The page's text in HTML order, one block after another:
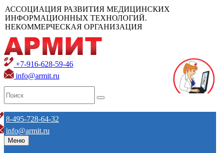
АССОЦИАЦИЯ РАЗВИТИЯ МЕДИЦИНСКИХ
ИНФОРМАЦИОННЫХ ТЕХНОЛОГИЙ.
НЕКОММЕРЧЕСКАЯ ОРГАНИЗАЦИЯ
+7-916-628-59-46
info@armit.ru
8-495-728-64-32
info@armit.ru
Меню